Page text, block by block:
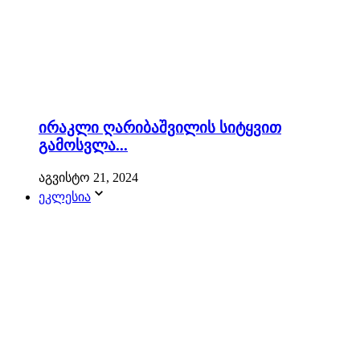
ირაკლი ღარიბაშვილის სიტყვით
გამოსვლა...
აგვისტო 21, 2024
ეკლესია